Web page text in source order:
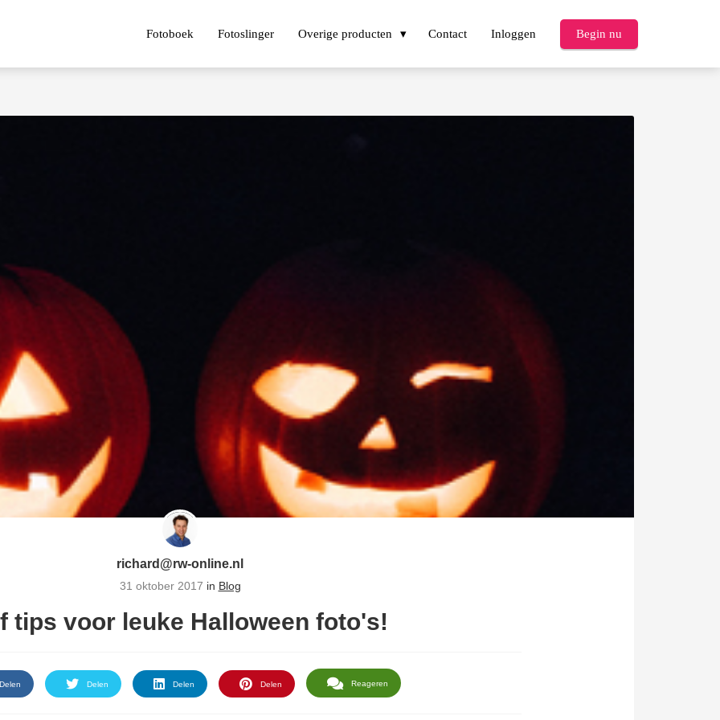
Fotoboek Fotoslinger Overige producten Contact Inloggen Begin nu
richard@rw-online.nl
31 oktober 2017 in Blog
tips voor leuke Halloween foto's!
Delen Delen Delen Delen Reageren